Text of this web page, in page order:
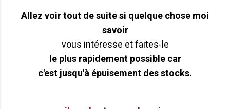
Allez voir tout de suite si quelque chose moi
savoir
vous intéresse et faites-le
le plus rapidement possible car
c'est jusqu'à épuisement des stocks.